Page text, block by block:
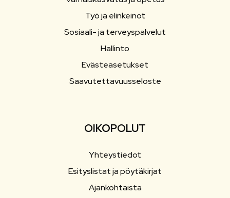
Työ ja elinkeinot
Sosiaali- ja terveyspalvelut
Hallinto
Evästeasetukset
Saavutettavuusseloste
OIKOPOLUT
Yhteystiedot
Esityslistat ja pöytäkirjat
Ajankohtaista